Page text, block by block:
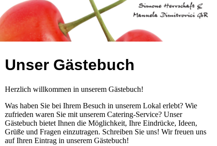
Unser Gästebuch
Herzlich willkommen in unserem Gästebuch!
Was haben Sie bei Ihrem Besuch in unserem Lokal erlebt? Wie
zufrieden waren Sie mit unserem Catering-Service? Unser
Gästebuch bietet Ihnen die Möglichkeit, Ihre Eindrücke, Ideen,
Grüße und Fragen einzutragen. Schreiben Sie uns! Wir freuen uns
auf Ihren Eintrag in unserem Gästebuch!